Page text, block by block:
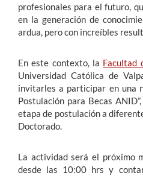
Académicos
Funcionarios
Alumni
English
profesionales para el futuro,
en la generación de
ardua, pero con increíbles
En este contexto, la Facultad
Universidad Católica de
invitarles a participar en una
Postulación para Becas
etapa de postulación a
Doctorado.
La actividad será el próximo
desde las 10:00 hrs y